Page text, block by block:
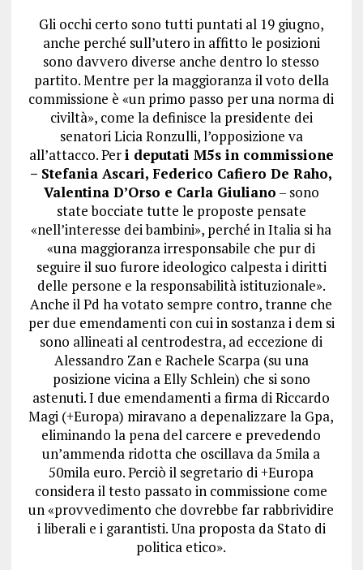
Gli occhi certo sono tutti puntati al 19 giugno,
anche perché sull’utero in affitto le posizioni
sono davvero diverse anche dentro lo stesso
partito. Mentre per la maggioranza il voto della
commissione è «un primo passo per una norma di
civiltà», come la definisce la presidente dei
senatori Licia Ronzulli, l’opposizione va
all’attacco. Peri deputati M5s in commissione
– Stefania Ascari, Federico Cafiero De Raho,
Valentina D’Orso e Carla Giuliano – sono
state bocciate tutte le proposte pensate
«nell’interesse dei bambini», perché in Italia si ha
«una maggioranza irresponsabile che pur di
seguire il suo furore ideologico calpesta i diritti
delle persone e la responsabilità istituzionale».
Anche il Pd ha votato sempre contro, tranne che
per due emendamenti con cui in sostanza i dem si
sono allineati al centrodestra, ad eccezione di
Alessandro Zan e Rachele Scarpa (su una
posizione vicina a Elly Schlein) che si sono
astenuti. I due emendamenti a firma di Riccardo
Magi (+Europa) miravano a depenalizzare la Gpa,
eliminando la pena del carcere e prevedendo
un’ammenda ridotta che oscillava da 5mila a
50mila euro. Perciò il segretario di +Europa
considera il testo passato in commissione come
un «provvedimento che dovrebbe far rabbrividire
i liberali e i garantisti. Una proposta da Stato di
politica etico».